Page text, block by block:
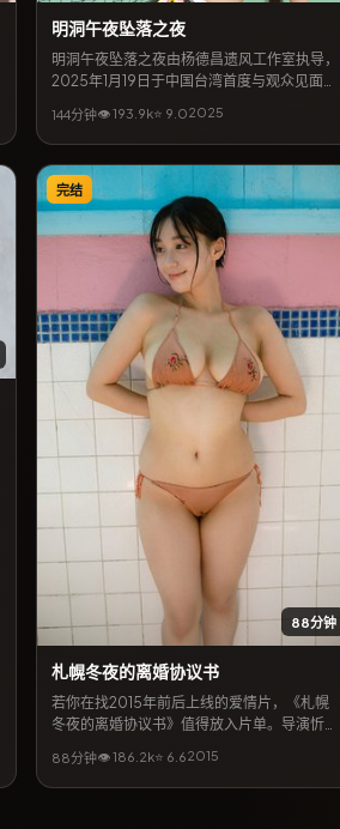
明洞午夜坠落之夜
明洞午夜坠落之夜由杨德昌遗风工作室执导，
2025年1月19日于中国台湾首度与观众见面，
信惠亦出演重要角色，剧情围绕平凡人在极端
处境下的抉择展开，节奏张弛有度，适合喜欢
细腻叙事与强情节的观众检索观看。
144分钟👁193.9k⭐ 9.02025
88分钟
完结
札幌冬夜的离婚协议书
若你在找2015年前后上线的爱情片，《札幌
冬夜的离婚协议书》值得放入片单。导演忻钰
4月4日。简介层面，本片将都市缝隙里的温
情与悬念结合，地区气质贴近法国当代生活，
88分钟👁186.2k⭐ 6.62015